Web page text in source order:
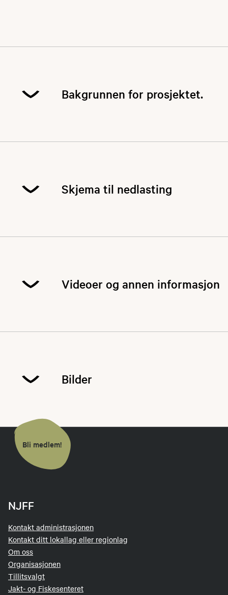
Bakgrunnen for prosjektet.
sjøørreten langs Agderkysten. Samt få i gang
prosjektet sjøørettrike.
Skjema til nedlasting
Videoer og annen informasjon
Bilder
Bli medlem!
NJFF
Kontakt administrasjonen
Kontakt ditt lokallag eller regionlag
Om oss
Organisasjonen
Tillitsvalgt
Jakt- og Fiskesenteret